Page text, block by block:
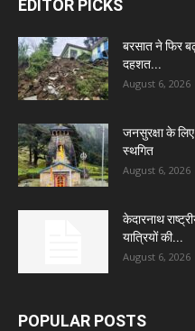
EDITOR PICKS
बरसात ने फिर
दहशत...
August 6, 2026
जनसुरक्षा के
स्थगित
August 6, 2026
केदारनाथ
यात्रियों की...
August 6, 2026
POPULAR POSTS